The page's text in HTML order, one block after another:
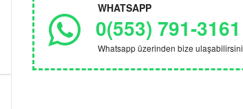
WHATSAPP
0(553) 791-3161
Whatsapp üzerinden bize